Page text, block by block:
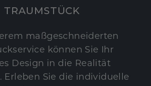
TRAUMSTÜCK
maßgeschneiderten
können Sie Ihr
Design in die Realität
Erleben Sie die individuelle